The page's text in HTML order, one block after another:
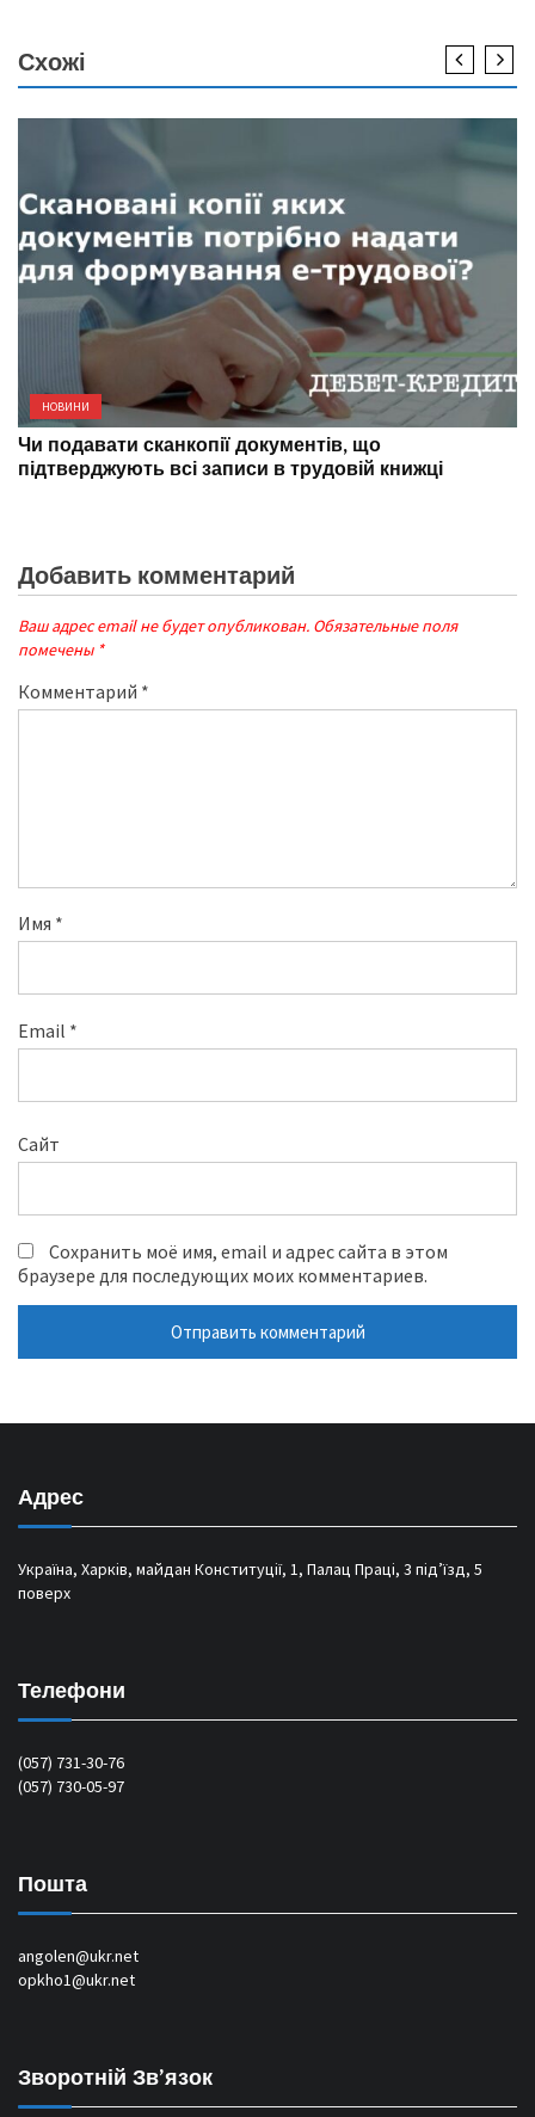
Схожі
НОВИНИ
Чи подавати сканкопії документів, що
підтверджують всі записи в трудовій книжці
Добавить комментарий
Ваш адрес email не будет опубликован. Обязательные поля
помечены *
Комментарий *
Имя *
Email *
Сайт
Сохранить моё имя, email и адрес сайта в этом
браузере для последующих моих комментариев.
Адрес
Україна, Харків, майдан Конституції, 1, Палац Праці, 3 під’їзд, 5
поверх
Телефони
(057) 731-30-76
(057) 730-05-97
Пошта
angolen@ukr.net
opkho1@ukr.net
Зворотній Зв’язок